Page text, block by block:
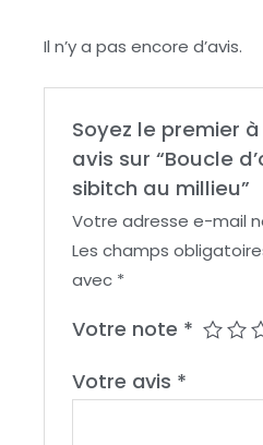
Il n’y a pas encore d’avis.
Soyez le premier
avis sur “Boucle
sibitch au millieu”
Votre adresse e-mail
Les champs
avec *
Votre note *
Votre avis *